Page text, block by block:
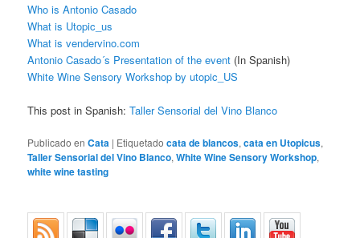
Who is Antonio Casado
What is Utopic_us
What is vendervino.com
Antonio Casado´s Presentation of the event (In Spanish)
White Wine Sensory Workshop by utopic_US
This post in Spanish:Taller Sensorial del Vino Blanco
Publicado en Cata | Etiquetado cata de blancos,cata en Utopicus,
Taller Sensorial del Vino Blanco,White Wine Sensory Workshop,
white wine tasting